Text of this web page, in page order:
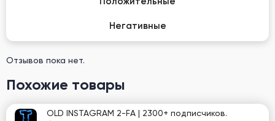
Негативные
Отзывов пока нет.
Похожие товары
OLD INSTAGRAM 2-FA | 2300+ подписчиков.